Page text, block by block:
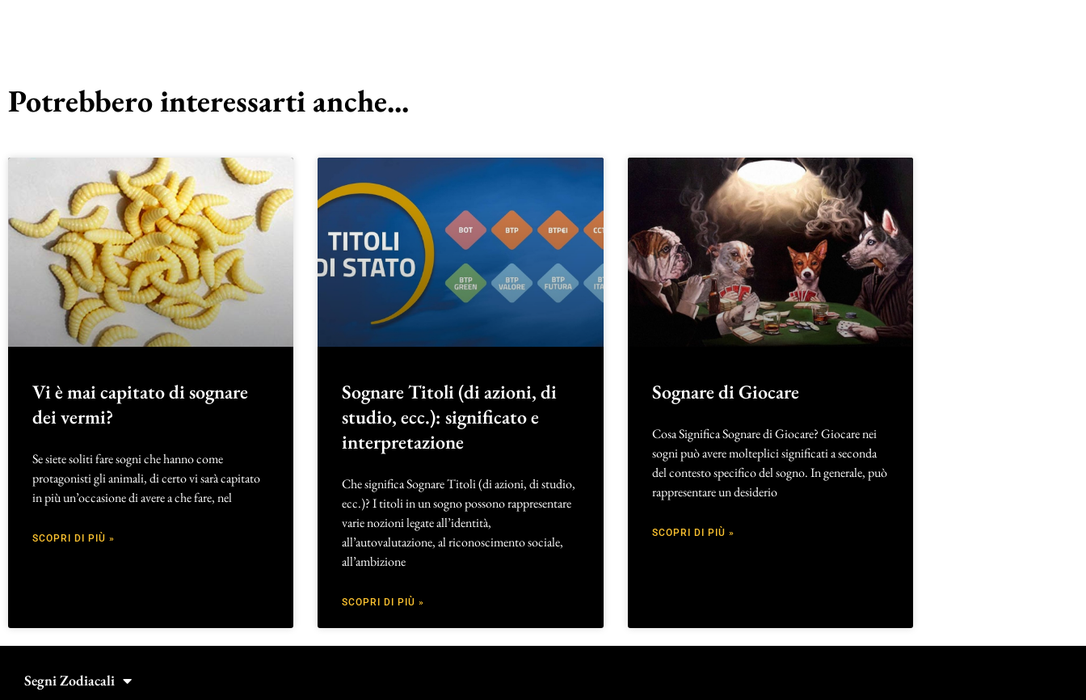
Potrebbero interessarti anche...
Vi è mai capitato di sognare
dei vermi?
Se siete soliti fare sogni che hanno come
protagonisti gli animali, di certo vi sarà capitato
in più un’occasione di avere a che fare, nel
SCOPRI DI PIÙ »
Sognare Titoli (di azioni, di
studio, ecc.): significato e
interpretazione
Che significa Sognare Titoli (di azioni, di studio,
ecc.)? I titoli in un sogno possono rappresentare
varie nozioni legate all’identità,
all’autovalutazione, al riconoscimento sociale,
all’ambizione
SCOPRI DI PIÙ »
Sognare di Giocare
Cosa Significa Sognare di Giocare? Giocare nei
sogni può avere molteplici significati a seconda
del contesto specifico del sogno. In generale, può
rappresentare un desiderio
SCOPRI DI PIÙ »
Segni Zodiacali